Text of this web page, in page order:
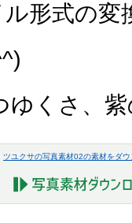
形式の変
ゆくさ、
ツユクサの写真素材02の素材をダ